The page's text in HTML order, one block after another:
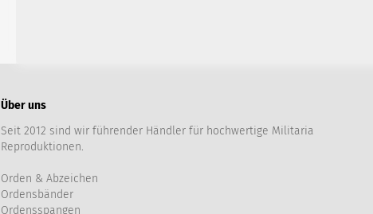
Über uns
Seit 2012 sind wir führender Händler für hochwertige Militaria
Reproduktionen.
Orden & Abzeichen
Ordensbänder
Ordensspangen